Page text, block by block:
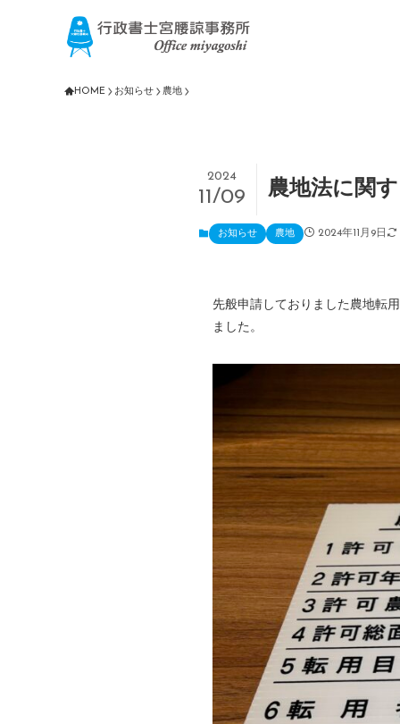
HOME お知らせ 農地
農地法に関
2024
11/09
お知らせ 農地 2024年11月9日
先般申請しておりました農地転
ました。